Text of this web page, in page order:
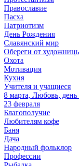
Православие
Пасха
Патриотизм
День Рождения
Славянский мир
Обереги от
Охота
Мотивация
Кухня
Учителя и учащиеся
8 марта, Любовь, день
23 февраля
Благополучие
Любителям кофе
Баня
Дача
Народный фольклор
Профессии